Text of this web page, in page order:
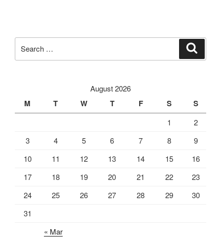
for:
August 2026
M T W T F S S
1
2
3
4 5 6 7 8
9
10
11 12 13 14 15
16
17
18 19 20 21 22
23
24
25 26 27 28 29
30
31
« Mar